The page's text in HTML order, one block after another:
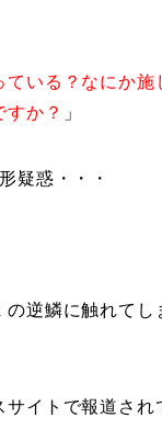
ている？なにか施
すか？ 」
疑惑・・・
の逆鱗に触れてし
イトで報道され